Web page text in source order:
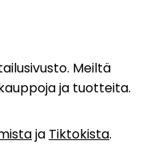
Meiltä
ja tuotteita.
ja Tiktokista.